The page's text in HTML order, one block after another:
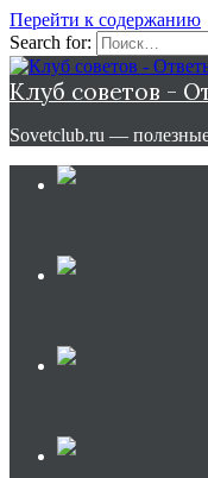
Перейти к содержанию
Search for:
Клуб советов -
Sovetclub.ru —